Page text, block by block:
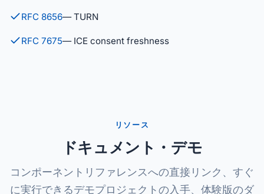
RFC 8656— TURN
RFC 7675— ICE consent freshness
リソース
ドキュメント・デモ
コンポーネントリファレンスへの直接リンク、すぐ
に実行できるデモプロジェクトの入手、体験版のダ